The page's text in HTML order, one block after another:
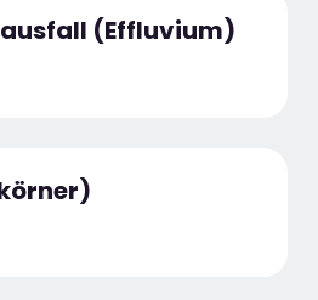
(Effluvium)